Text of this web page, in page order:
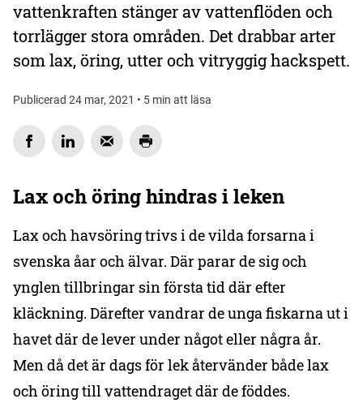
vattenkraften stänger av vattenflöden och
torrlägger stora områden. Det drabbar arter
som lax, öring, utter och vitryggig hackspett.
Publicerad 24 mar, 2021 • 5 min att läsa
Lax och öring hindras i leken
Lax och havsöring trivs i de vilda forsarna i
svenska åar och älvar. Där parar de sig och
ynglen tillbringar sin första tid där efter
kläckning. Därefter vandrar de unga fiskarna ut i
havet där de lever under något eller några år.
Men då det är dags för lek återvänder både lax
och öring till vattendraget där de föddes.